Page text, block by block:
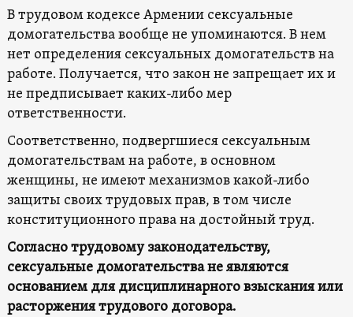
В трудовом кодексе Армении сексуальные
домогательства вообще не упоминаются. В нем
нет определения сексуальных домогательств на
работе. Получается, что закон не запрещает их и
не предписывает каких-либо мер
ответственности.
Соответственно, подвергшиеся сексуальным
домогательствам на работе, в основном
женщины, не имеют механизмов какой-либо
защиты своих трудовых прав, в том числе
конституционного права на достойный труд.
Согласно трудовому законодательству,
сексуальные домогательства не являются
основанием для дисциплинарного взыскания или
расторжения трудового договора.